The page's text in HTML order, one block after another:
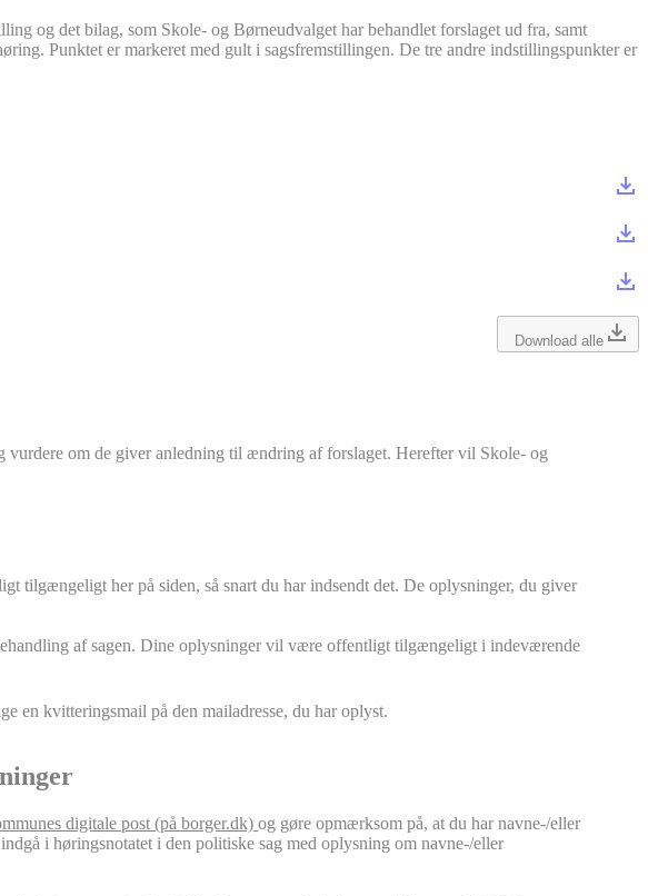
og det bilag, som Skole- og Børneudvalget har behandlet forslaget ud fra, samt
Punktet er markeret med gult i sagsfremstillingen. De tre andre indstillingspunkter er
Download alle
vurdere om de giver anledning til ændring af forslaget. Herefter vil Skole- og
her på siden, så snart du har indsendt det. De oplysninger, du giver
af sagen. Dine oplysninger vil være offentligt tilgængeligt i indeværende
en kvitteringsmail på den mailadresse, du har oplyst.
digitale post (på borger.dk)og gøre opmærksom på, at du har navne-/eller
i høringsnotatet i den politiske sag med oplysning om navne-/eller